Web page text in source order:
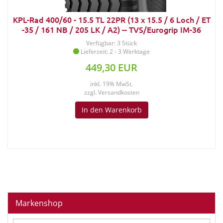
KPL-Rad 400/60 - 15.5 TL 22PR (13 x 15.5 / 6 Loch / ET
-35 / 161 NB / 205 LK / A2) -- TVS/Eurogrip IM-36
Verfügbar: 3 Stück
Lieferzeit: 2 - 3 Werktage
449,30 EUR
inkl. 19% MwSt.
zzgl. Versandkosten
In den Warenkorb
Markenshop